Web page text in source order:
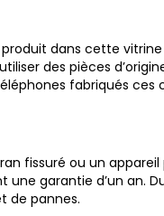
produit dans cette
des pièces
fabriqués ces
fissuré ou un
une garantie d’un an.
de pannes.